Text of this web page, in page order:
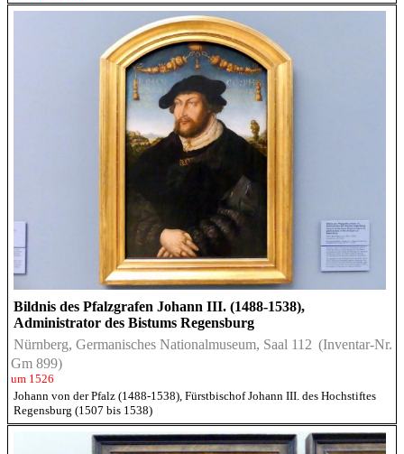
Bildnis des Pfalzgrafen Johann III. (1488-1538),
Administrator des Bistums Regensburg
Nürnberg, Germanisches Nationalmuseum, Saal 112 (Inventar-Nr.
Gm 899)
um 1526
Johann von der Pfalz (1488-1538), Fürstbischof Johann III. des Hochstiftes
Regensburg (1507 bis 1538)